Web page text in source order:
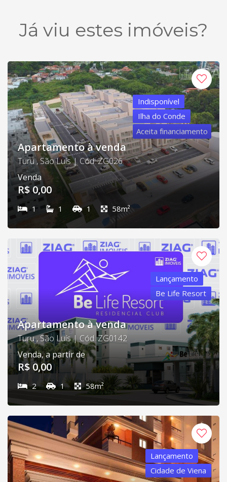
Já viu estes imóveis?
Indisponível
Ilha do Conde
Aceita financiamento
Apartamento à venda
Turu , São Luís | Cód. ZG026
Venda
R$ 0,00
1 1 1 58m²
Lançamento
Be Life Resort
Apartamento à venda
Turu , São Luís | Cód. ZG0142
Venda, a partir de
R$ 0,00
2 1 58m²
Lançamento
Cidade de Viena